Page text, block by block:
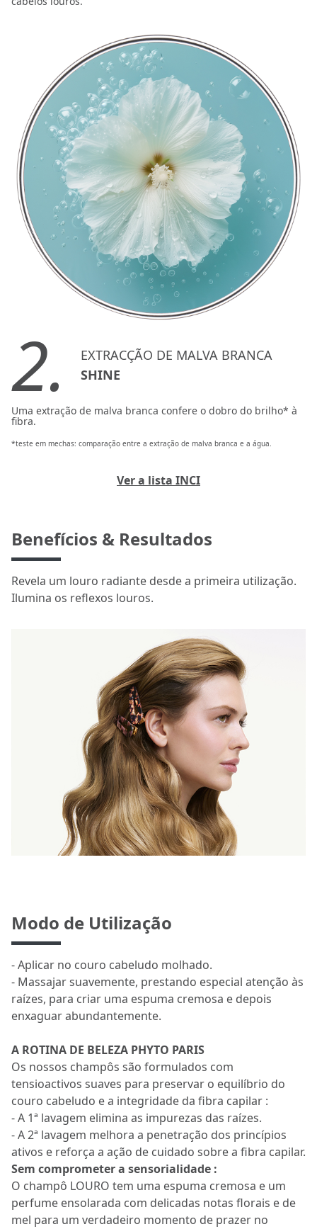
2.
EXTRACÇÃO DE MALVA BRANCA
SHINE
Uma extração de malva branca confere o dobro do brilho* à
fibra.
*teste em mechas: comparação entre a extração de malva branca e a água.
Ver a lista INCI
Benefícios & Resultados
Revela um louro radiante desde a primeira utilização.
Ilumina os reflexos louros.
Modo de Utilização
- Aplicar no couro cabeludo molhado.
- Massajar suavemente, prestando especial atenção às
raízes, para criar uma espuma cremosa e depois
enxaguar abundantemente.
A ROTINA DE BELEZA PHYTO PARIS
Os nossos champôs são formulados com
tensioactivos suaves para preservar o equilíbrio do
couro cabeludo e a integridade da fibra capilar :
- A 1ª lavagem elimina as impurezas das raízes.
- A 2ª lavagem melhora a penetração dos princípios
ativos e reforça a ação de cuidado sobre a fibra capilar.
Sem comprometer a sensorialidade :
O champô LOURO tem uma espuma cremosa e um
perfume ensolarada com delicadas notas florais e de
mel para um verdadeiro momento de prazer no